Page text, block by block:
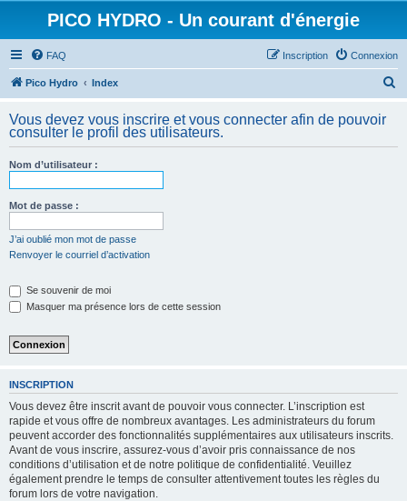
PICO HYDRO - Un courant d'énergie
FAQ Connexion
Inscription
Pico Hydro Index
h
Vous devez vous inscrire et vous connecter afin de pouvoir
consulter le profil des utilisateurs.
Nom d’utilisateur :
Mot de passe :
J’ai oublié mon mot de passe
Renvoyer le courriel d’activation
Se souvenir de moi
Masquer ma présence lors de cette session
INSCRIPTION
Vous devez être inscrit avant de pouvoir vous connecter. L’inscription est
rapide et vous offre de nombreux avantages. Les administrateurs du forum
peuvent accorder des fonctionnalités supplémentaires aux utilisateurs inscrits.
Avant de vous inscrire, assurez-vous d’avoir pris connaissance de nos
conditions d’utilisation et de notre politique de confidentialité. Veuillez
également prendre le temps de consulter attentivement toutes les règles du
forum lors de votre navigation.